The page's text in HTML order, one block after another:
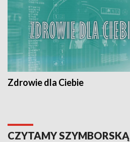
Zdrowie dla Ciebie
CZYTAMY SZYMBORSKĄ